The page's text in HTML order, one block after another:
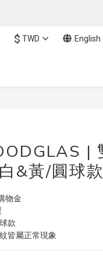
$ TWD English
|
&黃/圓球款
物金
款
皆屬正常現象